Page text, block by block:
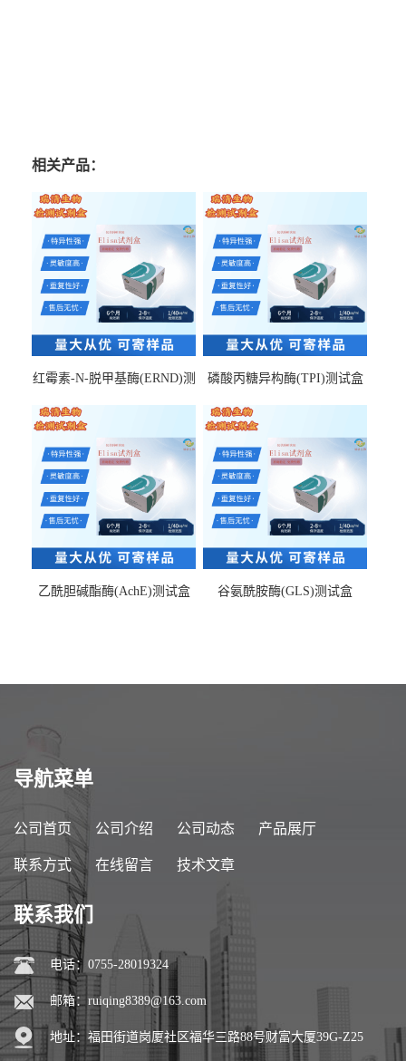
相关产品：
红霉素-N-脱甲基酶(ERND)测
磷酸丙糖异构酶(TPI)测试盒
乙酰胆碱酯酶(AchE)测试盒 谷氨酰胺酶(GLS)测试盒
导航菜单
公司首页 公司介绍 公司动态 产品展厅
联系方式 在线留言 技术文章
联系我们
电话：0755-28019324
邮箱： ruiqing8389@163.com
地址：福田街道岗厦社区福华三路88号财富大厦39G-Z25